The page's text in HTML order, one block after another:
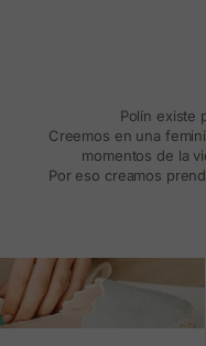
Polín existe
Creemos en una
momentos de la
Por eso creamos